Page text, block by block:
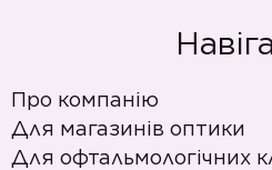
Про компанію
Для магазинів оптики
Для офтальмологічних